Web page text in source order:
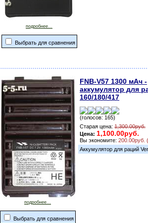
подробнее...
Выбрать для сравнения
подробнее...
Выбрать для сравнения
FNB-V57 1300 мАч -
аккумулятор для
160/180/417
(голосов: 165)
Старая цена: 1,300.00руб.
Цена: 1,100.00руб.
Вы экономите: 200.00руб.
Аккумулятор для раций